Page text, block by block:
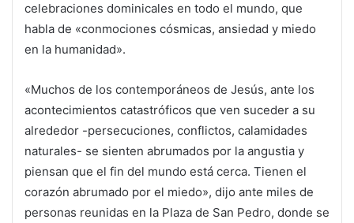
celebraciones dominicales en todo el mundo, que
habla de «conmociones cósmicas, ansiedad y miedo
en la humanidad».
«Muchos de los contemporáneos de Jesús, ante los
acontecimientos catastróficos que ven suceder a su
alrededor -persecuciones, conflictos, calamidades
naturales- se sienten abrumados por la angustia y
piensan que el fin del mundo está cerca. Tienen el
corazón abrumado por el miedo», dijo ante miles de
personas reunidas en la Plaza de San Pedro, donde se